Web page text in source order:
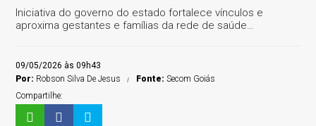
Iniciativa do governo do estado fortalece vínculos e
aproxima gestantes e famílias da rede de saúde…
09/05/2026 às 09h43
Por: Robson Silva De Jesus Fonte:Secom Goiás
Compartilhe: